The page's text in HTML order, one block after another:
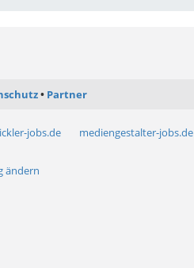
Partner
jobs.de mediengestalter-jobs.de
ändern